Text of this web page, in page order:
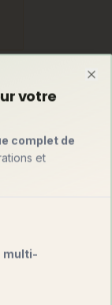
—
votre
complet de
et
multi-